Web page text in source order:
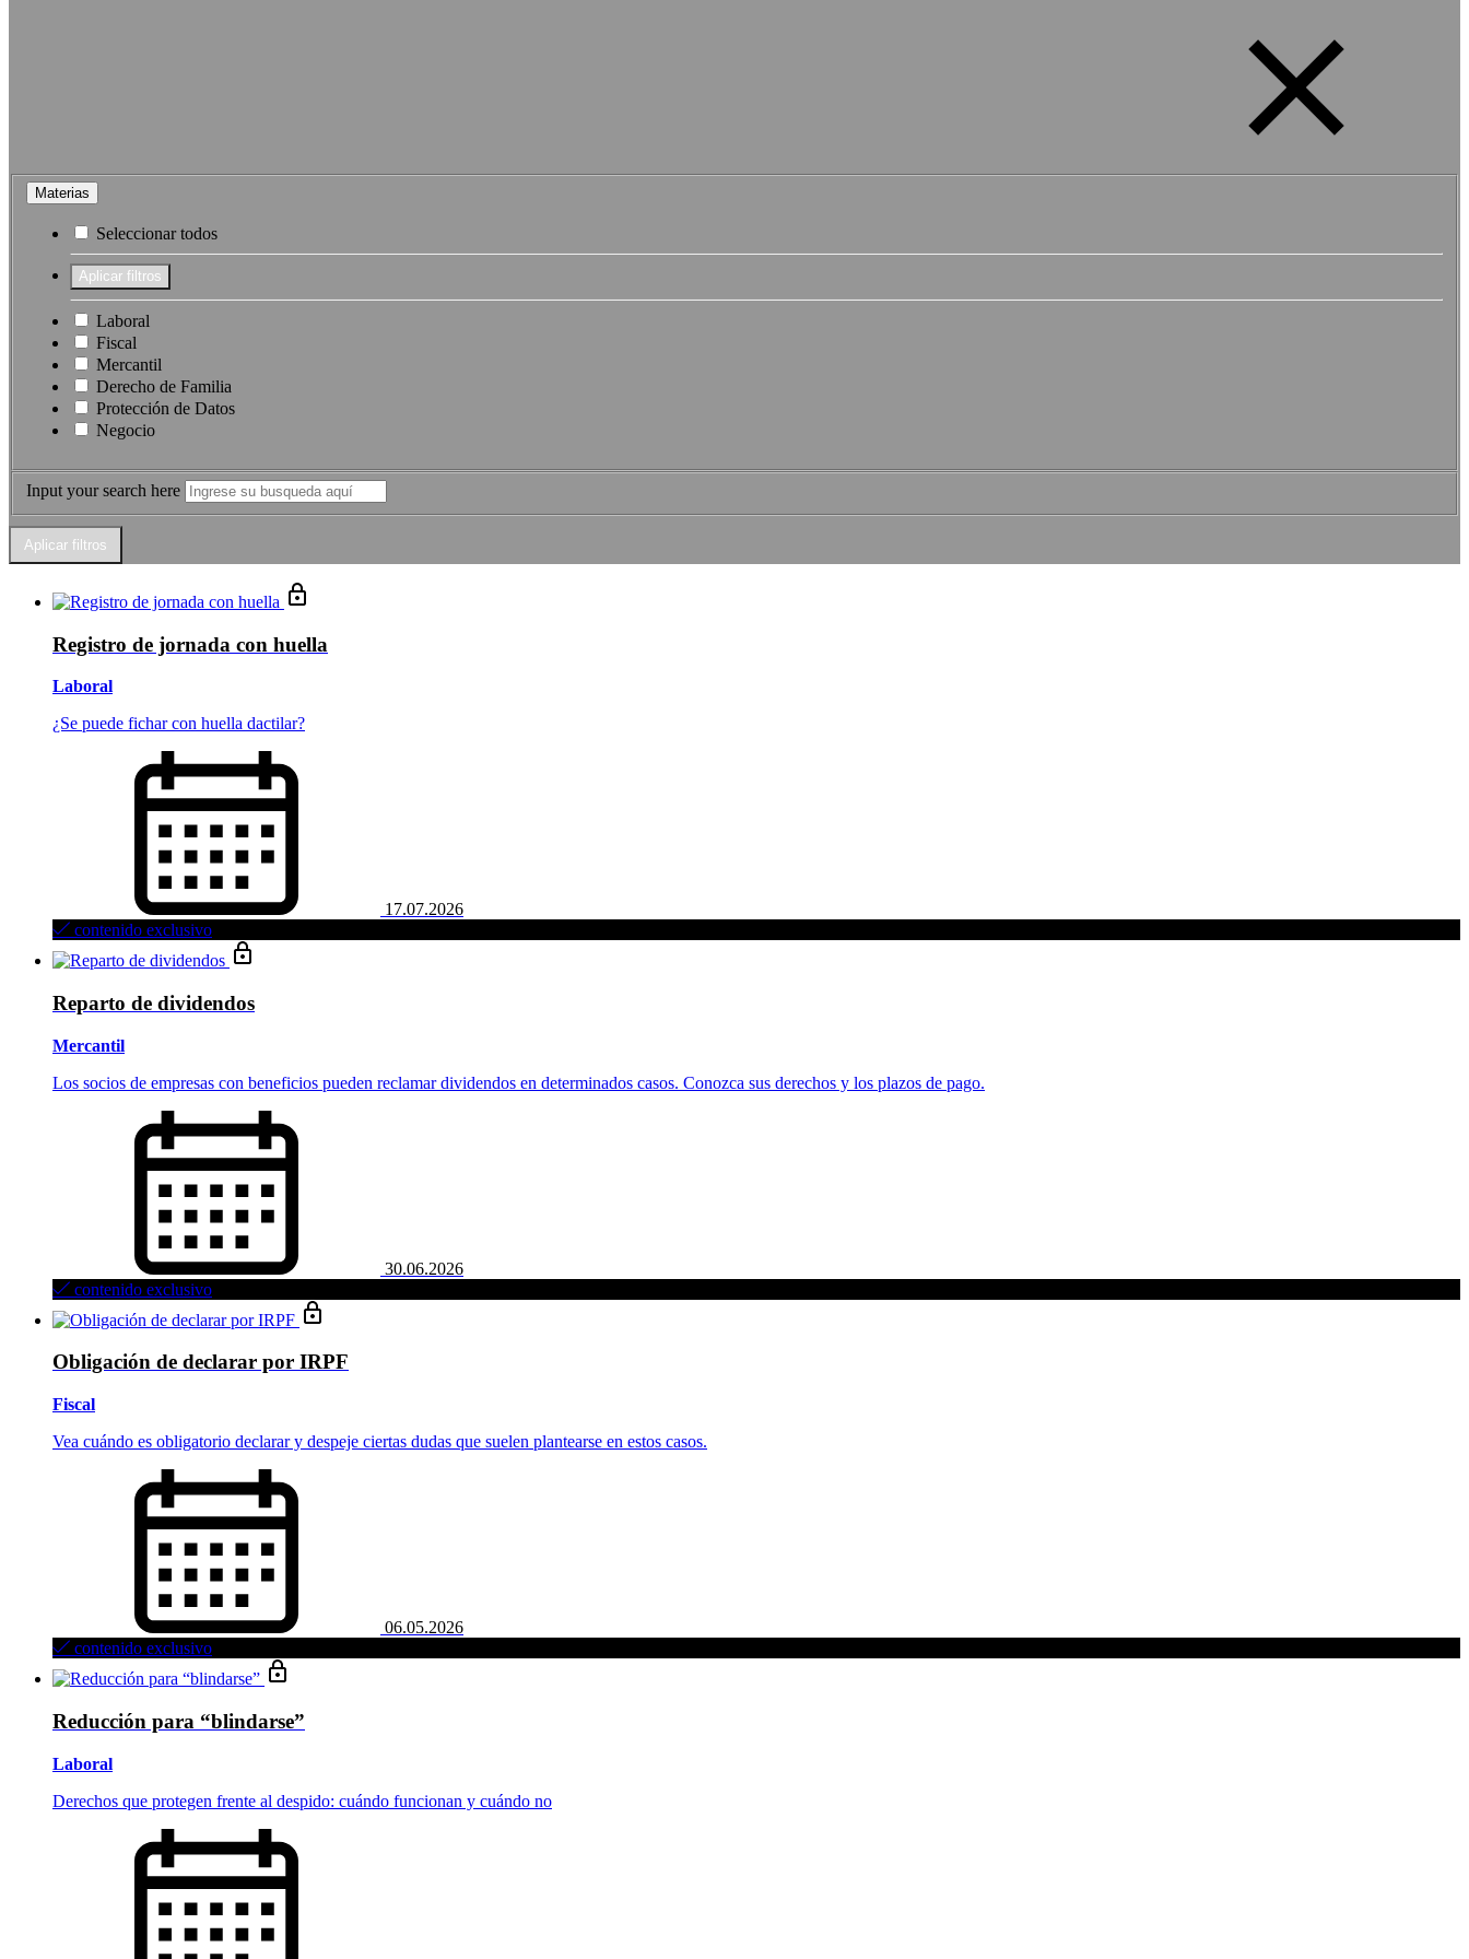
Materias
Seleccionar todos
Laboral
Fiscal
Mercantil
Derecho de Familia
Protección de Datos
Negocio
Input your search here
Registro de jornada con huella
Laboral
¿Se puede fichar con huella dactilar?
17.07.2026
contenido exclusivo
Reparto de dividendos
Mercantil
Los socios de empresas con beneficios pueden reclamar dividendos en determinados casos. Conozca sus derechos y los plazos de pago.
30.06.2026
contenido exclusivo
Obligación de declarar por IRPF
Fiscal
Vea cuándo es obligatorio declarar y despeje ciertas dudas que suelen plantearse en estos casos.
06.05.2026
contenido exclusivo
Reducción para “blindarse”
Laboral
Derechos que protegen frente al despido: cuándo funcionan y cuándo no